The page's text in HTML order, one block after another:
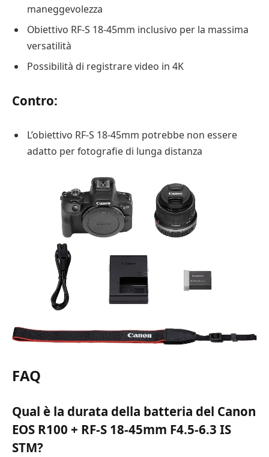
maneggevolezza
Obiettivo RF-S 18-45mm inclusivo per la massima
versatilità
Possibilità di registrare video in 4K
Contro:
L’obiettivo RF-S 18-45mm potrebbe non essere
adatto per fotografie di lunga distanza
FAQ
Qual è la durata della batteria del Canon
EOS R100 + RF-S 18-45mm F4.5-6.3 IS
STM?